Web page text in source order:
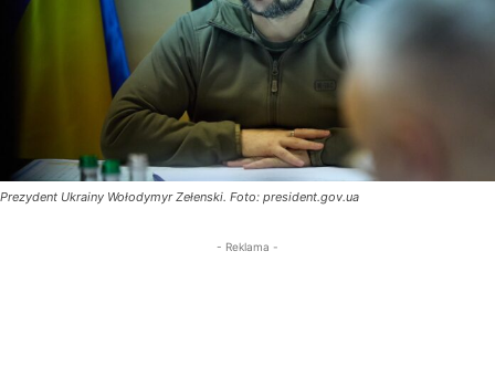
Prezydent Ukrainy Wołodymyr Zełenski. Foto: president.gov.ua
- Reklama -